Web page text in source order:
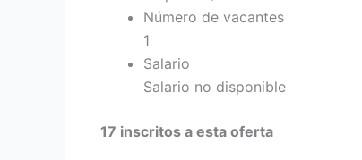
Número de vacantes
1
Salario
Salario no disponible
17 inscritos a esta oferta